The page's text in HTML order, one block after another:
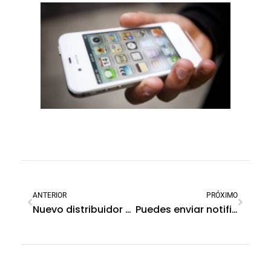
ANTERIOR
Nuevo distribuidor SoftGuard en Perú: Digicorp, ¡bienvenido!
PRÓXIMO
Puedes enviar notificaciones PUSH a tus clientes, durante la atención de un evento de alarma